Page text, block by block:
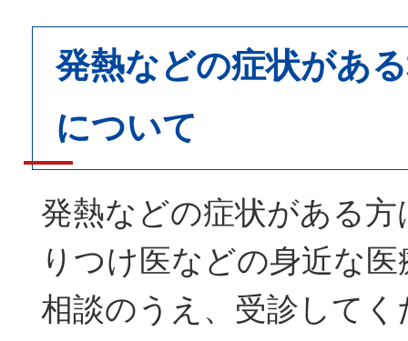
発熱などの症状があ
について
発熱などの症状がある
りつけ医などの身近な
相談のうえ、受診してく